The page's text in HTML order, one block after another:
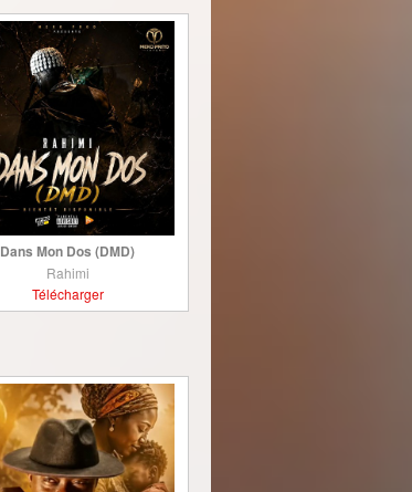
Dans Mon Dos (DMD)
Rahimi
Télécharger